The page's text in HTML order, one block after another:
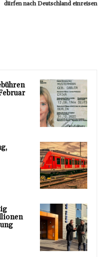
dürfen nach Deutschland einreisen